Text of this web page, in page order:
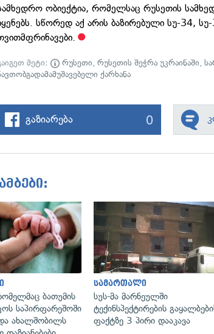
ობიექტია, რომელსაც რუსეთის
სწორედ აქ არის ბაზირებული სუ-34,
მეტი: რუსეთი,რუსეთის შეჭრა უკრაინაში,
ქარხანა
გაზიარება 0
გადახედვა
ბათუმის
საპირფარეშოში
ახალშობილს
სამართალი
სუს-მა მარნეულში
ტექინსპექტირების
ფაქტზე 3 პირი დააკავა